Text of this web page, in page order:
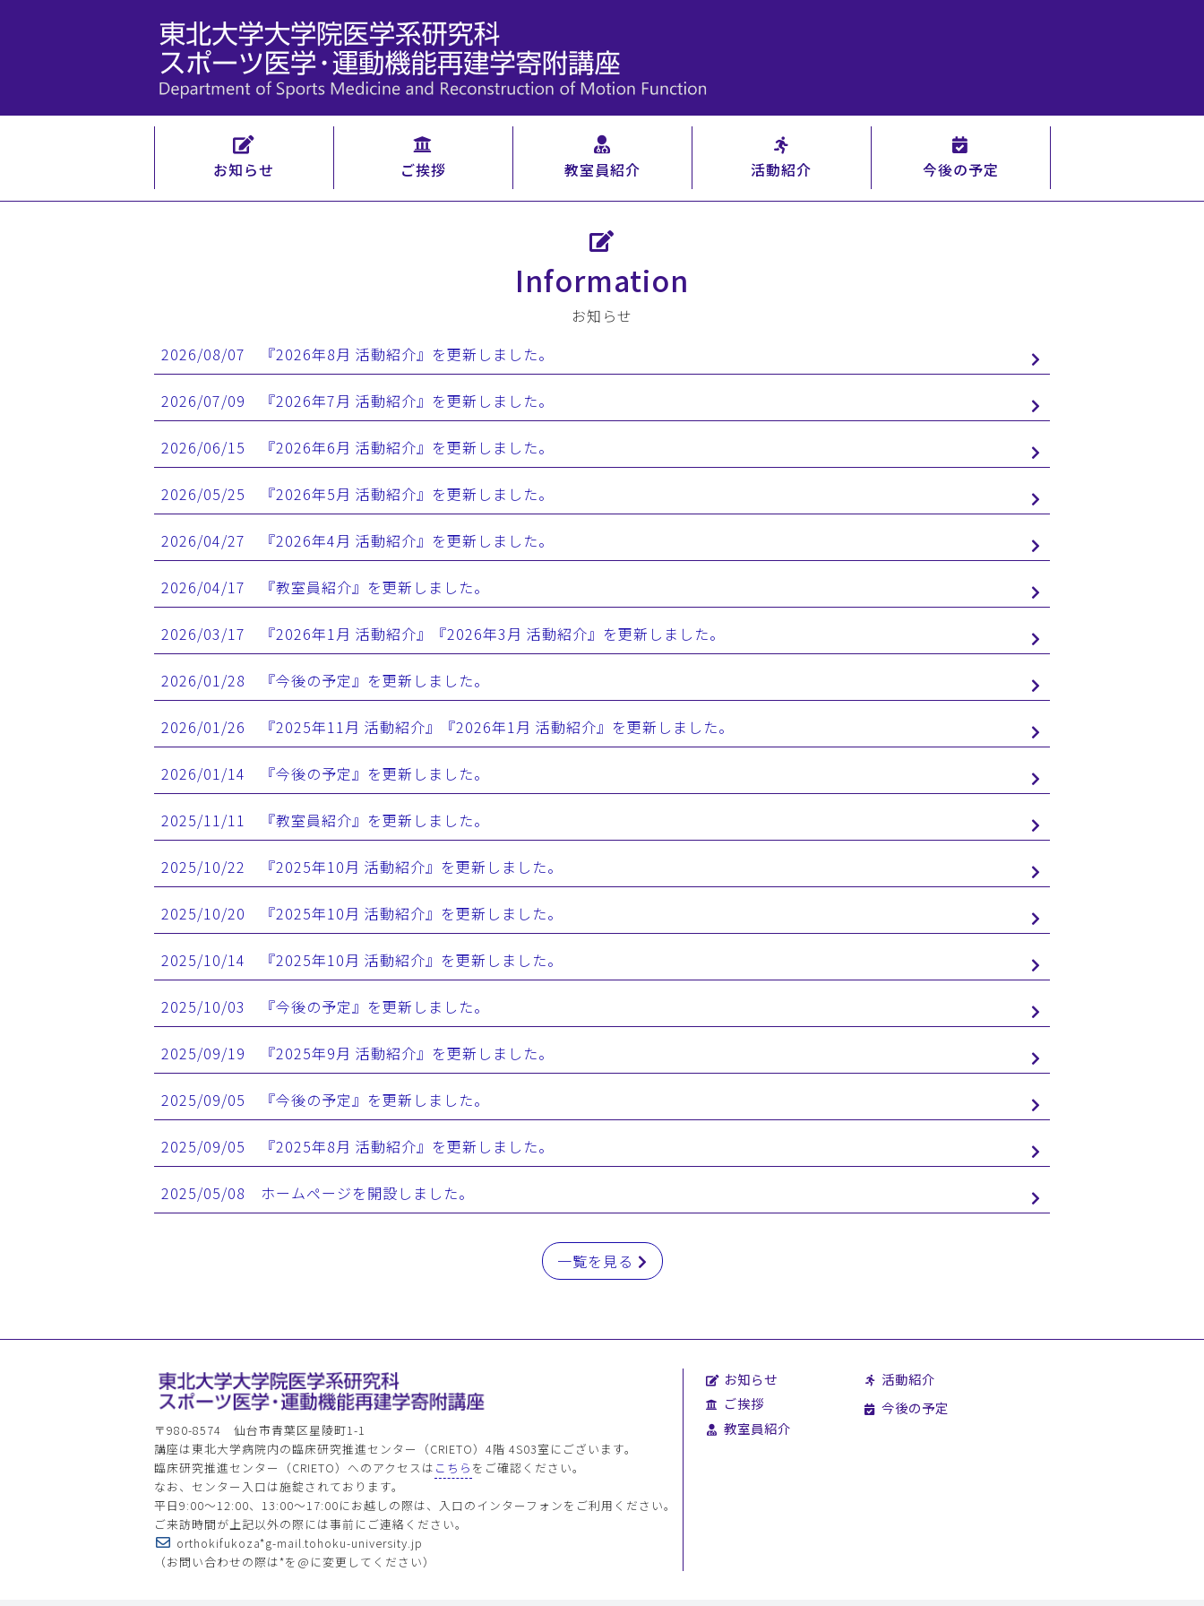
お知らせ ご挨拶 教室員紹介 活動紹介 今後の予定
Information
お知らせ
2026/08/07 『2026年8月 活動紹介』を更新しました。
2026/07/09 『2026年7月 活動紹介』を更新しました。
2026/06/15 『2026年6月 活動紹介』を更新しました。
2026/05/25 『2026年5月 活動紹介』を更新しました。
2026/04/27 『2026年4月 活動紹介』を更新しました。
2026/04/17 『教室員紹介』を更新しました。
2026/03/17 『2026年1月 活動紹介』『2026年3月 活動紹介』を更新しました。
2026/01/28 『今後の予定』を更新しました。
2026/01/26 『2025年11月 活動紹介』『2026年1月 活動紹介』を更新しました。
2026/01/14 『今後の予定』を更新しました。
2025/11/11 『教室員紹介』を更新しました。
2025/10/22 『2025年10月 活動紹介』を更新しました。
2025/10/20 『2025年10月 活動紹介』を更新しました。
2025/10/14 『2025年10月 活動紹介』を更新しました。
2025/10/03 『今後の予定』を更新しました。
2025/09/19 『2025年9月 活動紹介』を更新しました。
2025/09/05 『今後の予定』を更新しました。
2025/09/05 『2025年8月 活動紹介』を更新しました。
2025/05/08 ホームページを開設しました。
一覧を見る
〒980-8574 仙台市青葉区星陵町1-1
講座は東北大学病院内の臨床研究推進センター（CRIETO）4階 4S03室にございます。
臨床研究推進センター（CRIETO）へのアクセスは こちら をご確認ください。
なお、センター入口は施錠されております。
平日9:00～12:00、13:00～17:00にお越しの際は、入口のインターフォンをご利用ください。
ご来訪時間が上記以外の際には事前にご連絡ください。
orthokifukoza*g-mail.tohoku-university.jp
（お問い合わせの際は*を@に変更してください）
お知らせ
ご挨拶
教室員紹介
活動紹介
今後の予定